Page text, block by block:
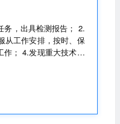
务，出具检测报告； 2.
从工作安排，按时、保
作； 4.发现重大技术质
级交办的其它工作，并
持有电梯检验员DT-1或
； 4.身体健康，符合特